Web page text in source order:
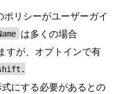
リシーがユーザーガイ
は多くの場合
すが、オプトインで有
にする必要があるとの